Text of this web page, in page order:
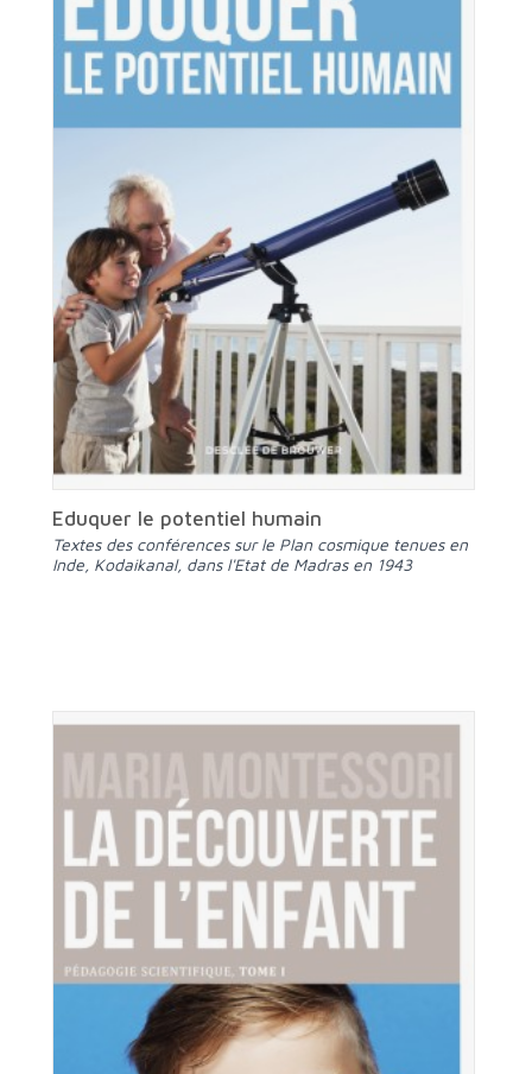
Eduquer le potentiel humain
Textes des conférences sur le Plan cosmique tenues en
Inde, Kodaikanal, dans l'Etat de Madras en 1943